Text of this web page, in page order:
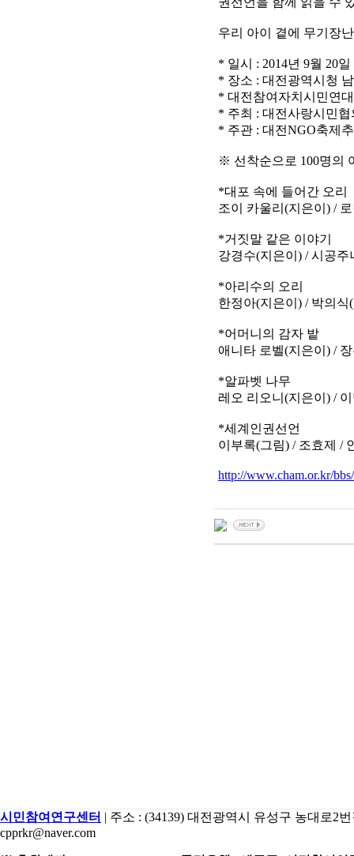
우리 아이 곁에 무기장
* 일시 : 2014년 9월 20
* 장소 : 대전광역시청
* 대전참여자치시민연
* 주최 : 대전사랑시민
* 주관 : 대전NGO축제
※ 선착순으로 100명의
*대포 속에 들어간 오리
조이 카울리(지은이) /
*거짓말 같은 이야기
강경수(지은이) / 시공주
*아리수의 오리
한정아(지은이) / 박의식
*어머니의 감자 밭
애니타 로벨(지은이) /
*알파벳 나무
레오 리오니(지은이) /
*세계인권선언
이부록(그림) / 조효제 /
http://www.cham.or.kr/
시민참여연구센터 | 주소 : (34139) 대전광역시 유성구 농대로2번
cpprkr@naver.com